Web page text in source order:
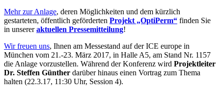
Mehr zur Anlage, deren Möglichkeiten und dem kürzlich
gestarteten, öffentlich geförderten Projekt „OptiPerm“ finden Sie
in unsereraktuellen Pressemitteilung!
Wir freuen uns, Ihnen am Messestand auf der ICE europe in
München vom 21.-23. März 2017, in Halle A5, am Stand Nr. 1157
die Anlage vorzustellen. Während der Konferenz wird Projektleiter
Dr. Steffen Günther darüber hinaus einen Vortrag zum Thema
halten (22.3.17, 11:30 Uhr, Session 4).